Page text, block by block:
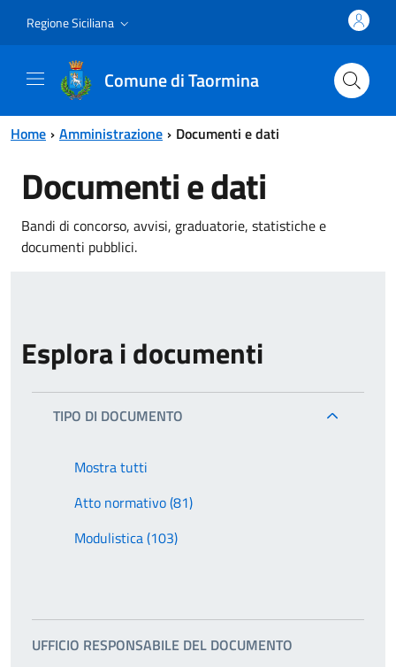
Regione Siciliana
Comune di Taormina
Home Amministrazione Documenti e dati
Documenti e dati
Bandi di concorso, avvisi, graduatorie, statistiche e
documenti pubblici.
Esplora i documenti
TIPO DI DOCUMENTO
Mostra tutti
Atto normativo (81)
Modulistica (103)
UFFICIO RESPONSABILE DEL DOCUMENTO